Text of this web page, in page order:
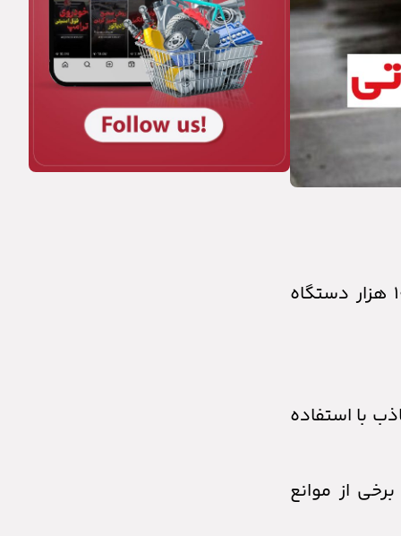
برنامه تولید سال جاری بیش از یک میلیون و ۷۰۰ هزار دستگاه خودرو است و تاکنون برای واردات، ۱۰۰ هزار دستگاه
با استفاده
از موانع